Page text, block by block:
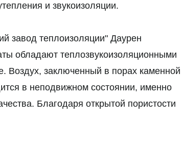
и звукоизоляции.
завод теплоизоляции" Даурен
обладают теплозвукоизоляционными
Воздух, заключенный в порах каменной
в неподвижном состоянии, именно
Благодаря открытой пористости